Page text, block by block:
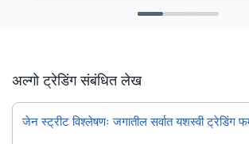
अल्गो ट्रेडिंग संबंधित लेख
जेन स्ट्रीट विश्लेषणः जगातील सर्वात यशस्वी ट्रेडिंग